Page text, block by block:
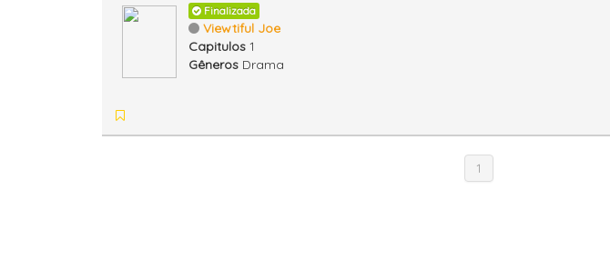
Finalizada
Viewtiful Joe
Capitulos 1
Gêneros Drama
1